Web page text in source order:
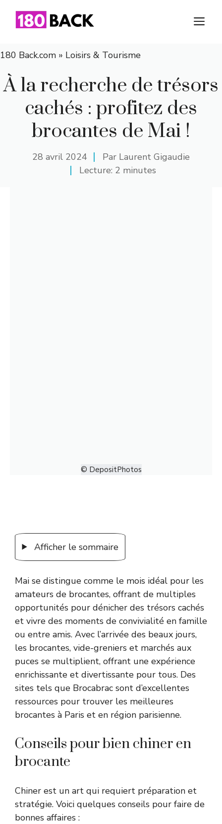
180 Back.com » Loisirs & Tourisme
À la recherche de trésors
cachés : profitez des
brocantes de Mai !
28 avril 2024 Par Laurent Gigaudie
Lecture: 2 minutes
© DepositPhotos
Afficher le sommaire
Mai se distingue comme le mois idéal pour les
amateurs de brocantes, offrant de multiples
opportunités pour dénicher des trésors cachés
et vivre des moments de convivialité en famille
ou entre amis. Avec l’arrivée des beaux jours,
les brocantes, vide-greniers et marchés aux
puces se multiplient, offrant une expérience
enrichissante et divertissante pour tous. Des
sites tels que Brocabrac sont d’excellentes
ressources pour trouver les meilleures
brocantes à Paris et en région parisienne.
Conseils pour bien chiner en
brocante
Chiner est un art qui requiert préparation et
stratégie. Voici quelques conseils pour faire de
bonnes affaires :